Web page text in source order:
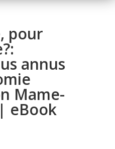
pour
annus
Mame-
eBook